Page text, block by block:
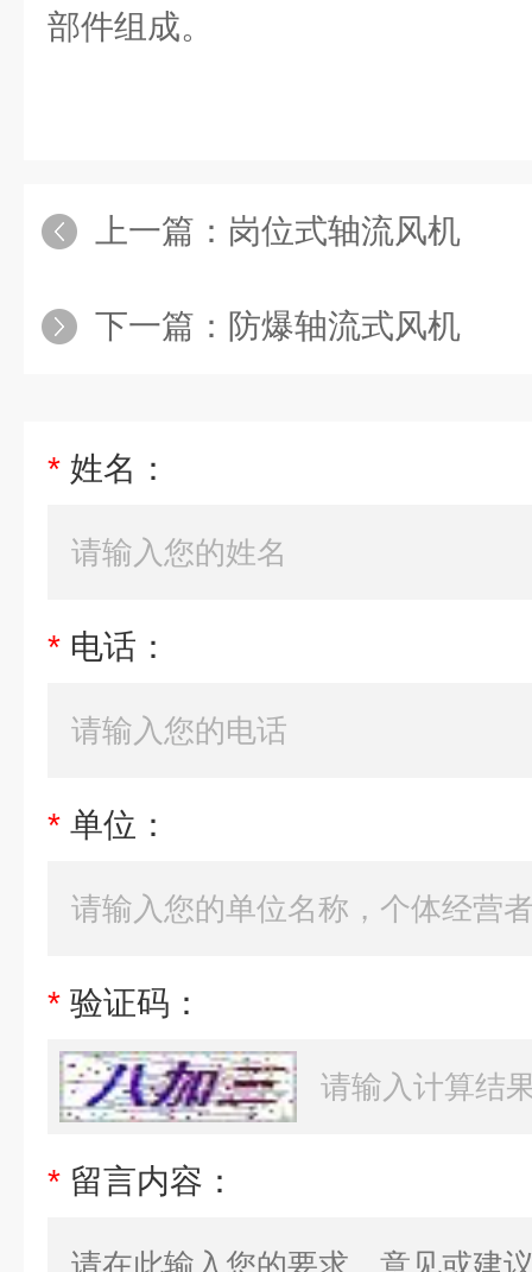
部件组成
上一篇： 岗位式轴流风机
下一篇： 防爆轴流式风机
* 姓名：
* 电话：
* 单位：
* 验证码：
* 留言内容：